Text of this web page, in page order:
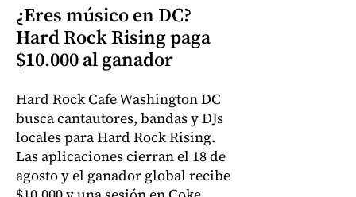
¿Eres músico en DC?
Hard Rock Rising paga
$10.000 al ganador
Hard Rock Cafe Washington DC
busca cantautores, bandas y DJs
locales para Hard Rock Rising.
Las aplicaciones cierran el 18 de
agosto y el ganador global recibe